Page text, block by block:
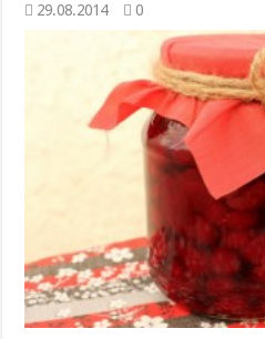
29.08.2014 0